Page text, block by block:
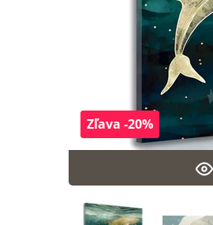
Zľava -20%